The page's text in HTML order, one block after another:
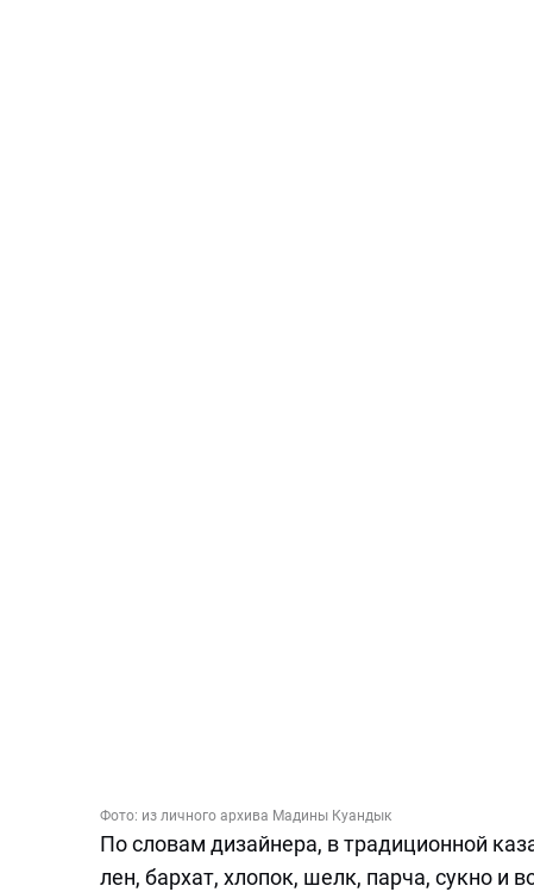
Фото: из личного архива Мадины Куандык
По словам дизайнера, в традиционной
лен, бархат, хлопок, шелк, парча, сукно и